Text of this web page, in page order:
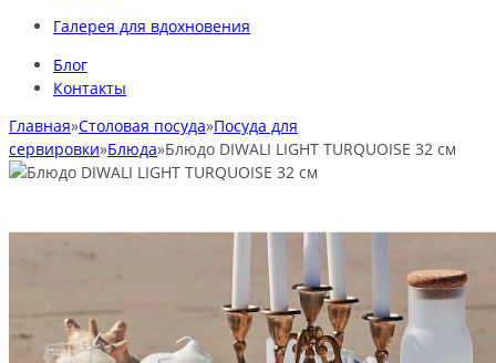
Галерея для вдохновения
Блог
Контакты
Главная»Столовая посуда»Посуда для
сервировки»Блюда»Блюдо DIWALI LIGHT TURQUOISE 32 см